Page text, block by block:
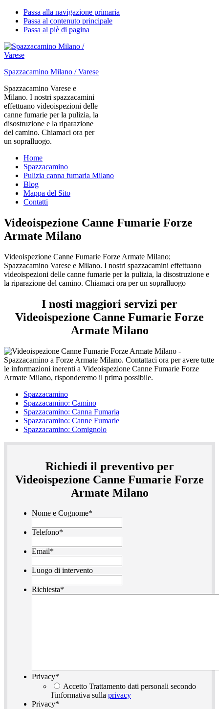
Passa alla navigazione primaria
Passa al contenuto principale
Passa al piè di pagina
Spazzacamino Milano / Varese
Spazzacamino Varese e
Milano. I nostri spazzacamini
effettuano videoispezioni delle
canne fumarie per la pulizia, la
disostruzione e la riparazione
del camino. Chiamaci ora per
un sopralluogo.
Home
Spazzacamino
Pulizia canna fumaria Milano
Blog
Mappa del Sito
Contatti
Videoispezione Canne Fumarie Forze
Armate Milano
Videoispezione Canne Fumarie Forze Armate Milano;
Spazzacamino Varese e Milano. I nostri spazzacamini effettuano
videoispezioni delle canne fumarie per la pulizia, la disostruzione e
la riparazione del camino. Chiamaci ora per un sopralluogo
I nosti maggiori servizi per
Videoispezione Canne Fumarie Forze
Armate Milano
Spazzacamino
Spazzacamino: Camino
Spazzacamino: Canna Fumaria
Spazzacamino: Canne Fumarie
Spazzacamino: Comignolo
Richiedi il preventivo per
Videoispezione Canne Fumarie Forze
Armate Milano
Nome e Cognome*
Telefono*
Email*
Luogo di intervento
Richiesta*
Privacy*
Accetto Trattamento dati personali secondo
l'informativa sulla privacy
Privacy*